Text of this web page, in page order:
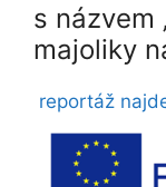
s názvem
majoliky
reportáž